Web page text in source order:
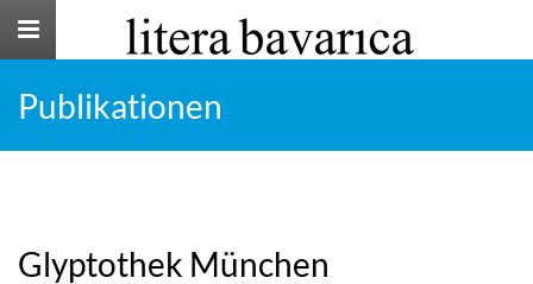
Toggle
Publikationen
Glyptothek München